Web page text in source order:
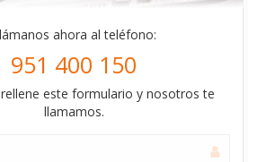
ahora al teléfono:
951 400 150
este formulario y nosotros te
llamamos.